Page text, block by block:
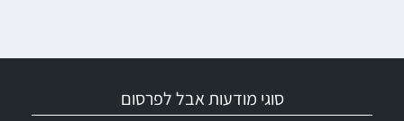
סוגי מודעות אבל לפרסום